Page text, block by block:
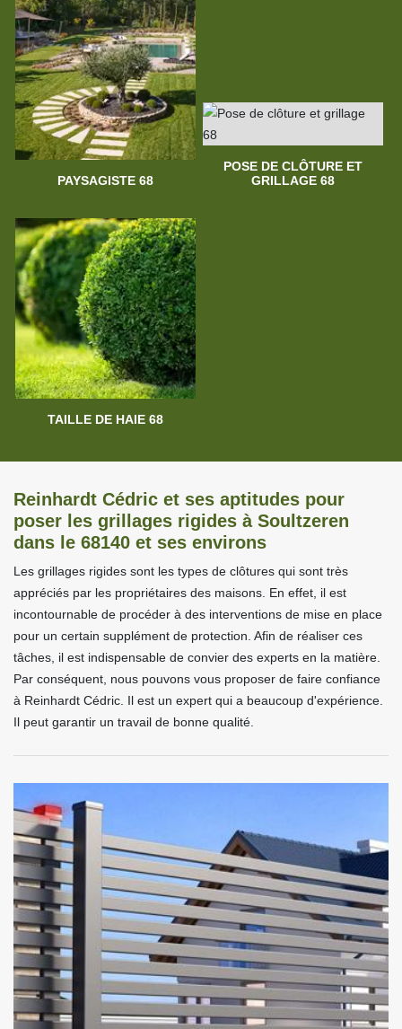
PAYSAGISTE 68
POSE DE CLÔTURE ET
GRILLAGE 68
TAILLE DE HAIE 68
Reinhardt Cédric et ses aptitudes pour
poser les grillages rigides à Soultzeren
dans le 68140 et ses environs
Les grillages rigides sont les types de clôtures qui sont très
appréciés par les propriétaires des maisons. En effet, il est
incontournable de procéder à des interventions de mise en place
pour un certain supplément de protection. Afin de réaliser ces
tâches, il est indispensable de convier des experts en la matière.
Par conséquent, nous pouvons vous proposer de faire confiance
à Reinhardt Cédric. Il est un expert qui a beaucoup d'expérience.
Il peut garantir un travail de bonne qualité.